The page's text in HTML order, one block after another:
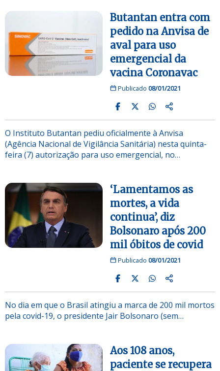
Butantan entra com
pedido na Anvisa de
aval para uso
emergencial da
vacina Coronavac
Publicado 08/01/2021
O Instituto Butantan pediu oficialmente à Anvisa
(Agência Nacional de Vigilância Sanitária) nesta quinta-
feira (7) autorização para uso emergencial, no…
‘Lamentamos as
mortes, a vida
continua’, diz
Bolsonaro após 200
mil óbitos de covid
Publicado 08/01/2021
No dia em que o Brasil atingiu a marca de 200 mil mortos
pela covid-19, o presidente Jair Bolsonaro (sem…
Aos 108 anos,
paciente se recupera